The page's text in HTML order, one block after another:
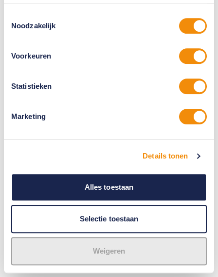
Noodzakelijk
Voorkeuren
Statistieken
Marketing
Details tonen
Alles toestaan
Selectie toestaan
Weigeren